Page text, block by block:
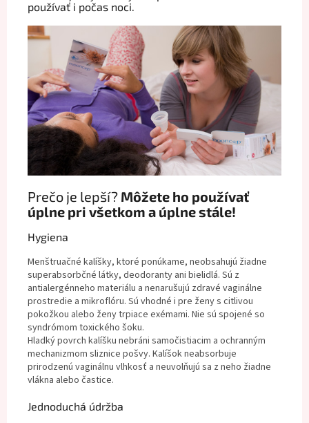
používať i počas noci.
Prečo je lepší? Môžete ho používať
úplne pri všetkom a úplne stále!
Hygiena
Menštruačné kalíšky, ktoré ponúkame, neobsahujú žiadne
superabsorbčné látky, deodoranty ani bielidlá. Sú z
antialergénneho materiálu a nenarušujú zdravé vaginálne
prostredie a mikroflóru. Sú vhodné i pre ženy s citlivou
pokožkou alebo ženy trpiace exémami. Nie sú spojené so
syndrómom toxického šoku.
Hladký povrch kalíšku nebráni samočistiacim a ochranným
mechanizmom sliznice pošvy. Kalíšok neabsorbuje
prirodzenú vaginálnu vlhkosť a neuvolňujú sa z neho žiadne
vlákna alebo častice.
Jednoduchá údržba